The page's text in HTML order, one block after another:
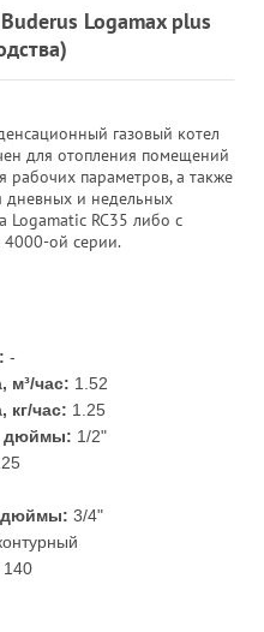
Logamax plus
газовый котел
для отопления помещений
параметров, а также
дневных и недельных
Logamatic RC35 либо с
ой серии.
-
м³/час: 1.52
кг/час: 1.25
дюймы: 1/2"
дюймы: 3/4"
140